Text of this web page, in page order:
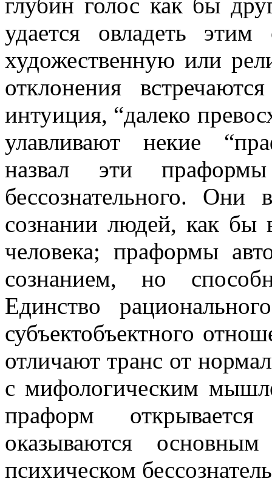
глубин голос как бы
удается овладеть
художественную или
отклонения
интуиция, “далеко
улавливают некие
назвал эти праформы
бессознательного.
сознании людей, как бы
человека; праформы
сознанием, но
Единство
субъектобъектного
отличают транс от
с мифологическим
праформ
оказываются
психическом